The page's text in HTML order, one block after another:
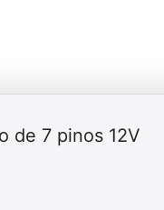
de 7 pinos 12V